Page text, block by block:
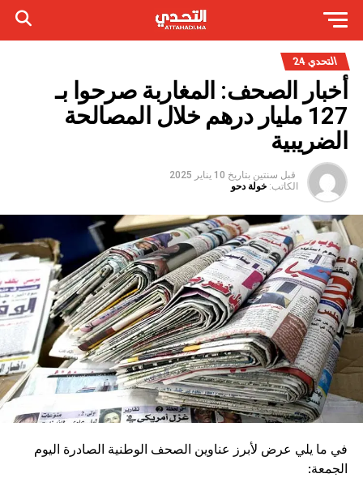
التحدي 24
أخبار الصحف: المغاربة صرحوا بـ
127 مليار درهم خلال المصالحة
الضريبية
قبل سنتين بتاريخ 10 يناير 2025
الكاتب: خولة دحو
في ما يلي عرض لأبرز عناوين الصحف الوطنية الصادرة اليوم
الجمعة: